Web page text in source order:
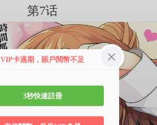
第7话
VIP卡過期，賬戶閱幣不足
3秒快速註冊